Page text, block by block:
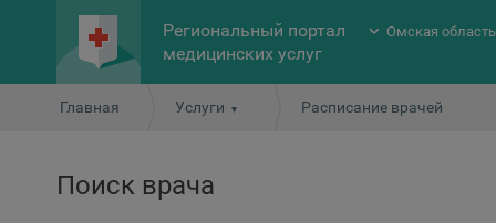
Региональный портал
медицинских услуг
Омская область
Главная Услуги Расписание врачей
Поиск врача